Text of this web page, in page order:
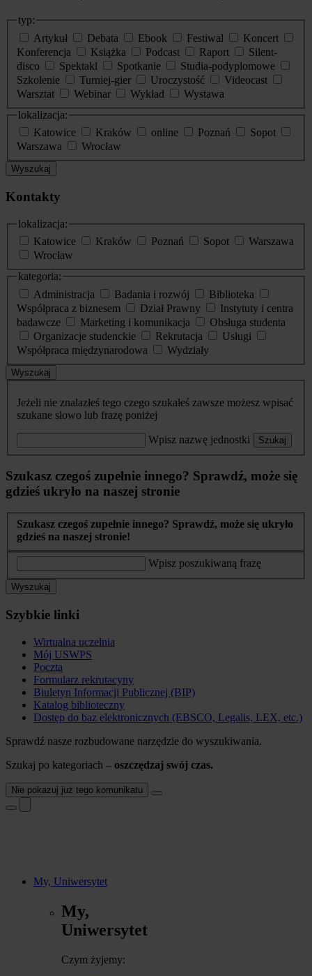
typ:
Artykuł
Debata Ebook Festiwal
Koncert
Konferencja
Książka Podcast Raport
Silent-
disco
Spektakl Spotkanie
Studia-podyplomowe
Szkolenie
Turniej-gier Uroczystość
Videocast
Warsztat
Webinar Wykład
Wystawa
lokalizacja:
Katowice
Kraków online Poznań
Sopot
Warszawa
Wrocław
Wyszukaj
Kontakty
lokalizacja:
Katowice
Kraków Poznań Sopot
Warszawa
Wrocław
kategoria:
Administracja
Badania i rozwój
Biblioteka
Współpraca z biznesem
Dział Prawny
Instytuty i centra
badawcze
Marketing i komunikacja
Obsługa studenta
Organizacje studenckie
Rekrutacja
Usługi
Współpraca międzynarodowa
Wydziały
Wyszukaj
Jeżeli nie znalazłeś tego czego szukałeś zawsze możesz wpisać
szukane słowo lub frazę poniżej
Wpisz nazwę jednostki Szukaj
Szukasz czegoś zupełnie innego? Sprawdź, może się
gdzieś ukryło na naszej stronie
Szukasz czegoś zupełnie innego? Sprawdź, może się ukryło
gdzieś na naszej stronie!
Wpisz poszukiwaną frazę
Wyszukaj
Szybkie linki
Wirtualna uczelnia
Mój USWPS
Poczta
Formularz rekrutacyny
Biuletyn Informacji Publicznej (BIP)
Katalog biblioteczny
Dostęp do baz elektronicznych (EBSCO, Legalis, LEX, etc.)
Sprawdź nasze rozbudowane narzędzie do wyszukiwania.
Szukaj po kategoriach – oszczędzaj swój czas.
Nie pokazuj już tego komunikatu
My, Uniwersytet
My,
Uniwersytet
Czym żyjemy: